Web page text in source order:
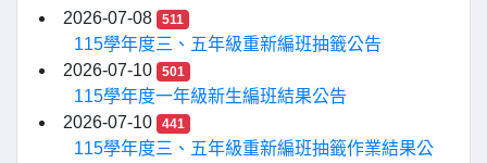
2026-07-08 511
115學年度三、五年級重新編班抽籤公告
2026-07-10
501
115學年度一年級新生編班結果公告
2026-07-10
441
115學年度三、五年級重新編班抽籤作業結果公